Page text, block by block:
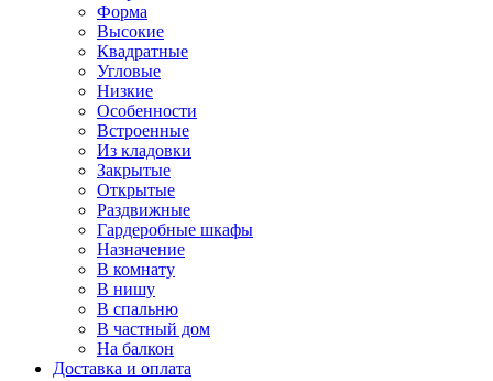
Форма
Высокие
Квадратные
Угловые
Низкие
Особенности
Встроенные
Из кладовки
Закрытые
Открытые
Раздвижные
Гардеробные шкафы
Назначение
В комнату
В нишу
В спальню
В частный дом
На балкон
Доставка и оплата